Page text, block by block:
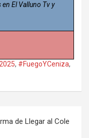
El Valluno Tv y
, #FuegoYCeniza,
de Llegar al Cole